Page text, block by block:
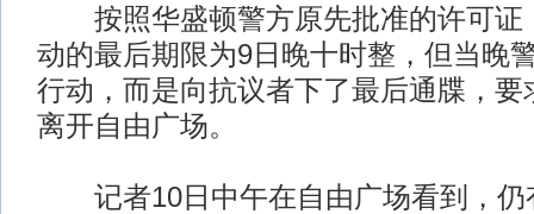
按照华盛顿警方原先批准的许可证
动的最后期限为9日晚十时整，但当晚
行动，而是向抗议者下了最后通牒，要
离开自由广场。
记者10日中午在自由广场看到，仍